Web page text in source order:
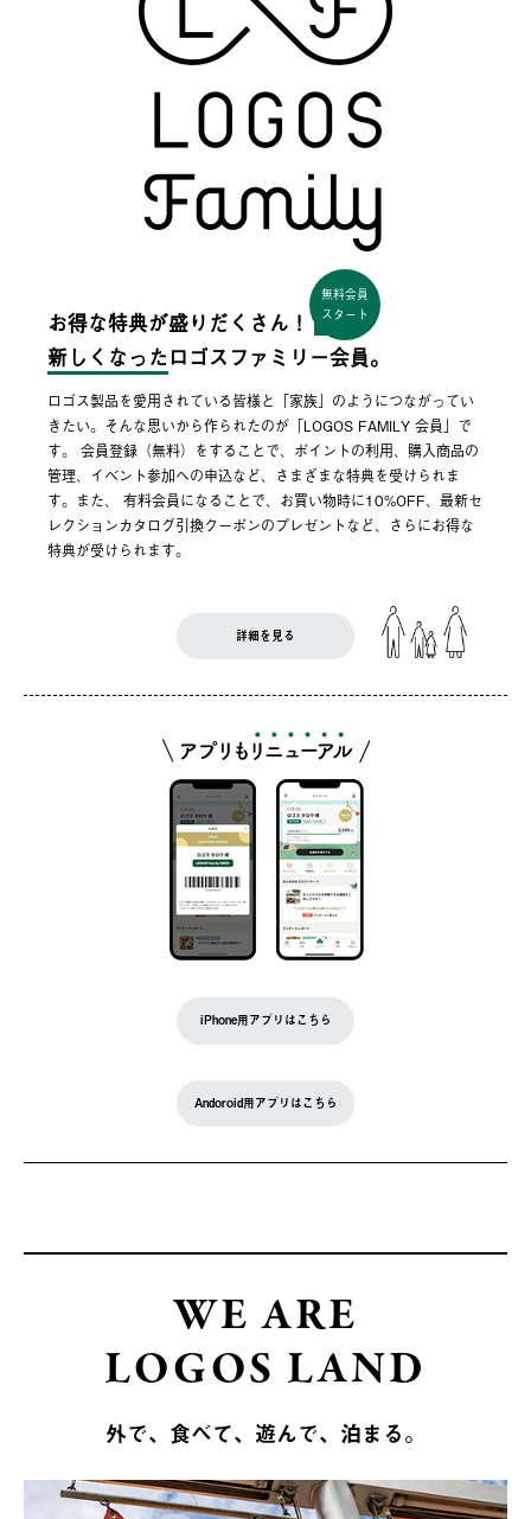
お得な特典が盛りだくさん！
無料会員
スタート
新しくなった ロゴスファミリー会員。
ロゴス製品を愛用されている皆様と「家族」のようにつながってい
きたい。そんな思いから作られたのが「LOGOS FAMILY 会員」で
す。 会員登録（無料）をすることで、ポイントの利用、購入商品の
管理、イベント参加への申込など、さまざまな特典を受けられま
す。また、 有料会員になることで、お買い物時に10%OFF、最新セ
レクションカタログ引換クーポンのプレゼントなど、さらにお得な
特典が受けられます。
詳細を見る
iPhone用アプリはこちら
Andoroid用アプリはこちら
WE ARE
LOGOS LAND
外で、食べて、遊んで、泊まる。